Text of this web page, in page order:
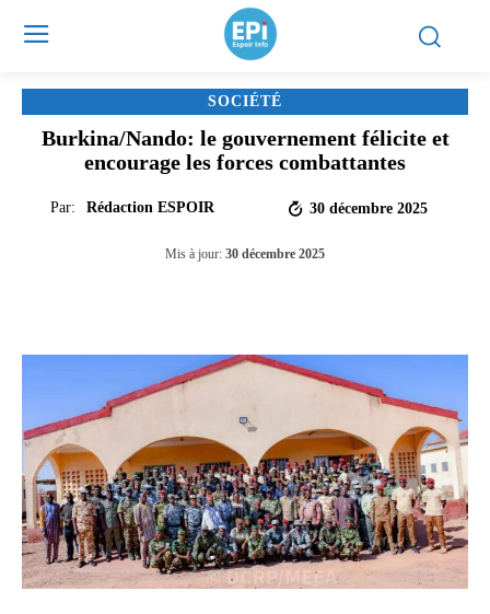
SOCIÉTÉ
Burkina/Nando: le gouvernement félicite et
encourage les forces combattantes
Par: Rédaction ESPOIR 30 décembre 2025
Mis à jour: 30 décembre 2025